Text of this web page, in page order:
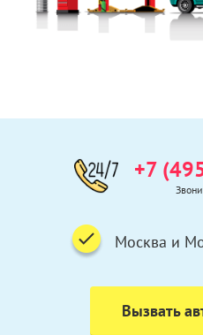
+7
Москва и
Вызвать